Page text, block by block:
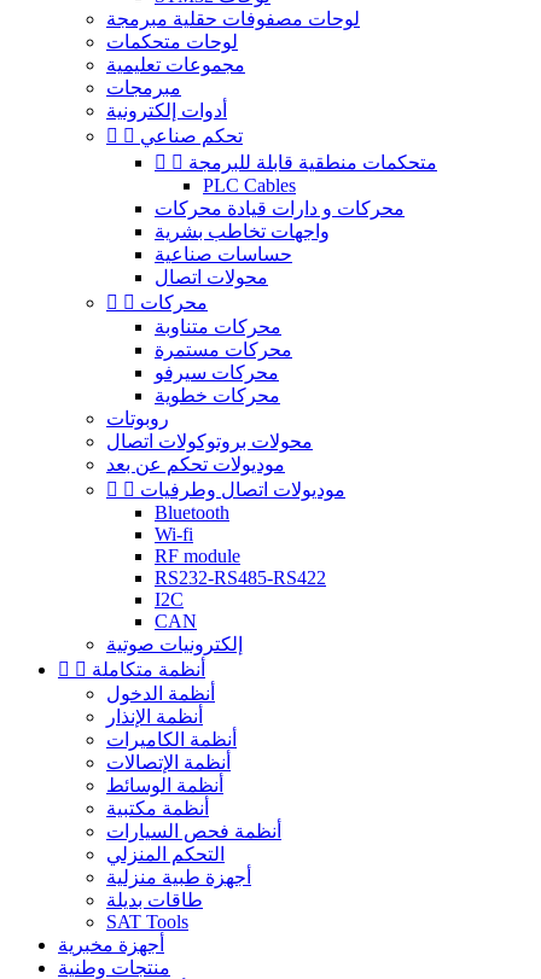
لوحات مصفوفات حقلية مبرمجة
لوحات متحكمات
مجموعات تعليمية
مبرمجات
أدوات إلكترونية
  تحكم صناعي
  متحكمات منطقية قابلة للبرمجة
PLC Cables
محركات و دارات قيادة محركات
واجهات تخاطب بشرية
حساسات صناعية
محولات اتصال
  محركات
محركات متناوبة
محركات مستمرة
محركات سيرفو
محركات خطوية
روبوتات
محولات بروتوكولات اتصال
موديولات تحكم عن بعد
  موديولات اتصال وطرفيات
Bluetooth
Wi-fi
RF module
RS232-RS485-RS422
I2C
CAN
إلكترونيات صوتية
  أنظمة متكاملة
أنظمة الدخول
أنظمة الإنذار
أنظمة الكاميرات
أنظمة الإتصالات
أنظمة الوسائط
أنظمة مكتبية
أنظمة فحص السيارات
التحكم المنزلي
أجهزة طبية منزلية
طاقات بديلة
SAT Tools
أجهزة مخبرية
منتجات وطنية